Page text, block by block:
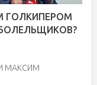
ГОЛКИПЕРОМ
МАКСИМ